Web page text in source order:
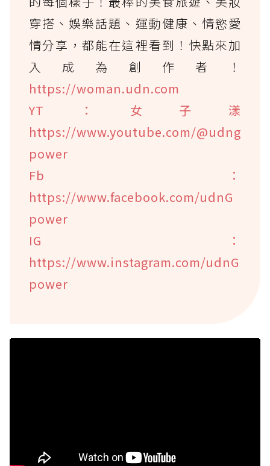
穿搭、娛樂話題、運動健康、情慾愛
情分享，都能在這裡看到！快點來加
入成為創作者！
https://woman.udn.com
YT：女子漾
https://www.youtube.com/@udng
power
Fb：
https://www.facebook.com/udnG
power
IG：
https://www.instagram.com/udnG
power